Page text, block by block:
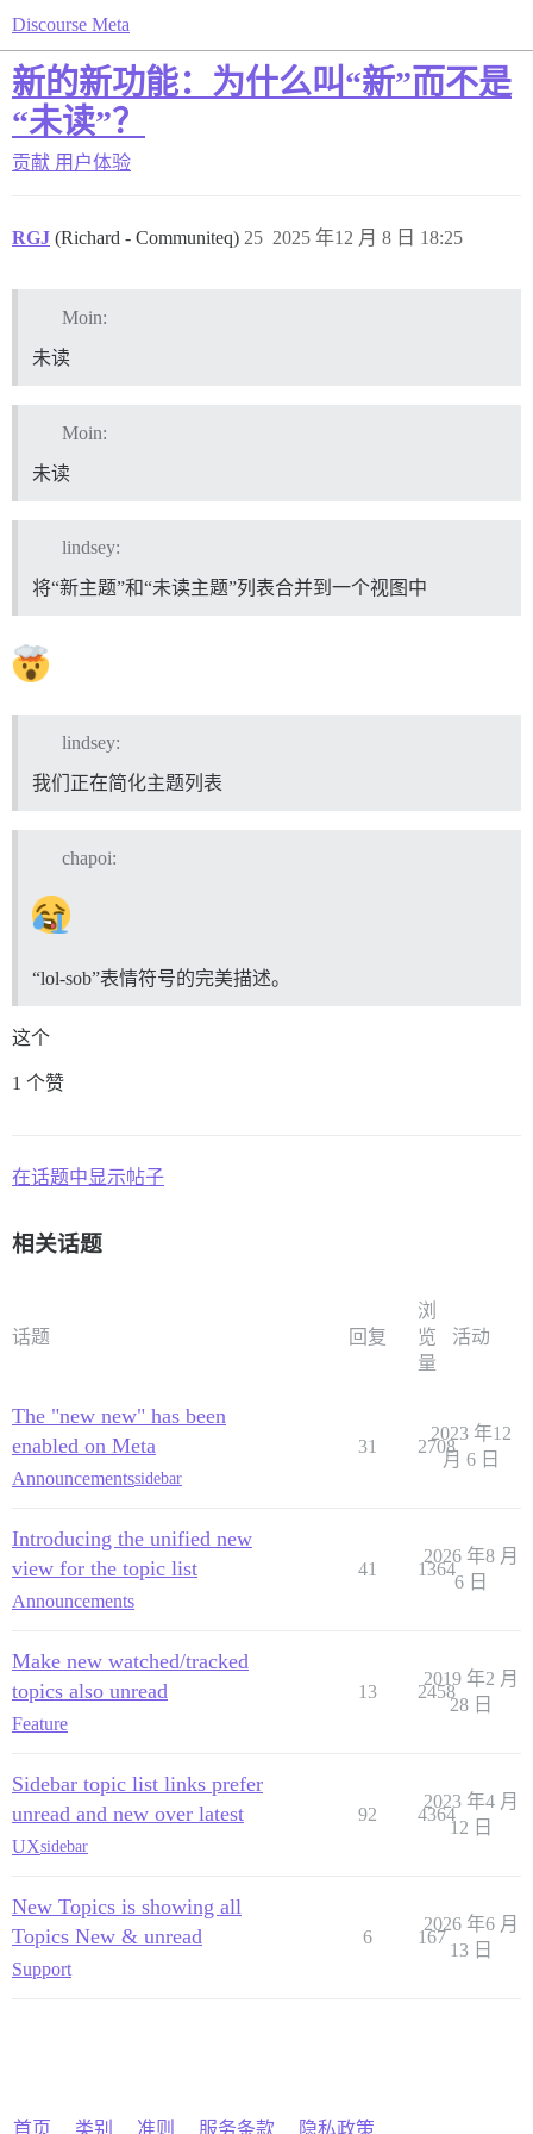
Discourse Meta
新的新功能：为什么叫“新”而不是
“未读”？
贡献 用户体验
RGJ (Richard - Communiteq) 2025 年12 月 8 日 18:25
25
Moin:
未读
Moin:
未读
lindsey:
将“新主题”和“未读主题”列表合并到一个视图中
lindsey:
我们正在简化主题列表
chapoi:
“lol-sob”表情符号的完美描述。
这个
1 个赞
在话题中显示帖子
相关话题
话题 回复
浏
览
量
活动
The "new new" has been
enabled on Meta
Announcementssidebar
31 2708
2023 年12
月 6 日
Introducing the unified new
view for the topic list
Announcements
41 1364
2026 年8 月
6 日
Make new watched/tracked
topics also unread
Feature
13 2458
2019 年2 月
28 日
Sidebar topic list links prefer
unread and new over latest
UXsidebar
92 4364
2023 年4 月
12 日
New Topics is showing all
Topics New & unread
Support
6 167
2026 年6 月
13 日
首页 类别 准则 服务条款 隐私政策